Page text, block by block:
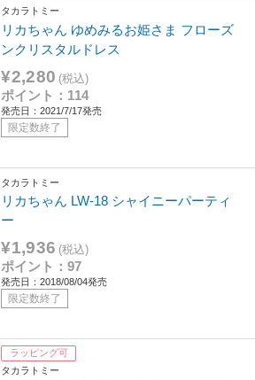
タカラトミー
リカちゃん ゆめみるお姫さま フローズ
ンクリスタルドレス
¥2,280 (税込)
ポイント：114
発売日：2021/7/17発売
限定数終了
タカラトミー
リカちゃん LW-18 シャイニーパーティ
ー
¥1,936 (税込)
ポイント：97
発売日：2018/08/04発売
限定数終了
ラッピング可
タカラトミー